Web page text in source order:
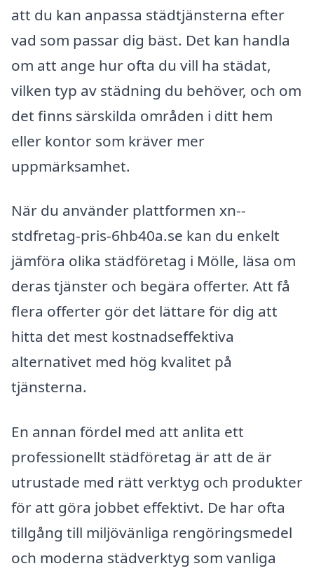
att du kan anpassa städtjänsterna efter
vad som passar dig bäst. Det kan handla
om att ange hur ofta du vill ha städat,
vilken typ av städning du behöver, och om
det finns särskilda områden i ditt hem
eller kontor som kräver mer
uppmärksamhet.
När du använder plattformen xn--
stdfretag-pris-6hb40a.se kan du enkelt
jämföra olika städföretag i Mölle, läsa om
deras tjänster och begära offerter. Att få
flera offerter gör det lättare för dig att
hitta det mest kostnadseffektiva
alternativet med hög kvalitet på
tjänsterna.
En annan fördel med att anlita ett
professionellt städföretag är att de är
utrustade med rätt verktyg och produkter
för att göra jobbet effektivt. De har ofta
tillgång till miljövänliga rengöringsmedel
och moderna städverktyg som vanliga